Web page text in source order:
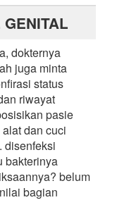
dokternya
juga minta
status
riwayat
pasie
dan cuci
disenfeksi
bakterinya
belum
bagian